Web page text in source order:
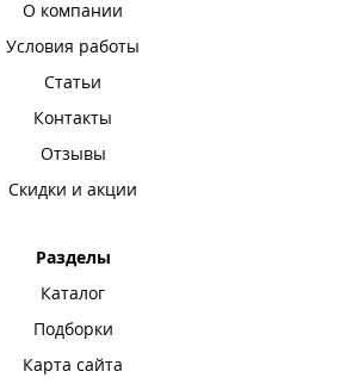
О компании
Условия работы
Статьи
Контакты
Отзывы
Скидки и акции
Разделы
Каталог
Подборки
Карта сайта